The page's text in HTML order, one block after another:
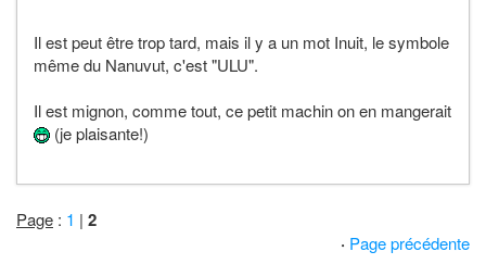
Il est peut être trop tard, mais il y a un mot Inuit, le symbole
même du Nanuvut, c'est "ULU".
Il est mignon, comme tout, ce petit machin on en mangerait
(je plaisante!)
Page : 1 | 2
· Page précédente